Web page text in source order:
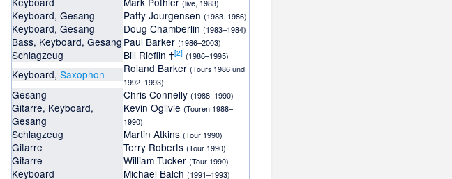
(live, 1983)
Keyboard, Gesang Patty Jourgensen(1983–1986)
Keyboard, Gesang Doug Chamberlin(1983–1984)
Bass, Keyboard, Gesang Paul Barker(1986–2003)
Schlagzeug Bill Rieflin †[2] (1986–1995)
Keyboard,Saxophon Roland Barker(Tours 1986 und
1992–1993)
Gesang Chris Connelly(1988–1990)
Gitarre, Keyboard,
Gesang
Kevin Ogilvie(Touren 1988–
1990)
Schlagzeug Martin Atkins(Tour 1990)
Gitarre Terry Roberts(Tour 1990)
Gitarre William Tucker(Tour 1990)
Keyboard Michael Balch(1991–1993)